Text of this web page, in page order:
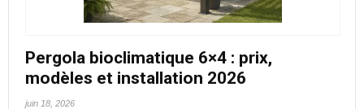
Pergola bioclimatique 6×4 : prix,
modèles et installation 2026
juin 18, 2026